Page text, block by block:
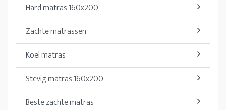
Hard matras 160x200
Zachte matrassen
Koel matras
Stevig matras 160x200
Beste zachte matras